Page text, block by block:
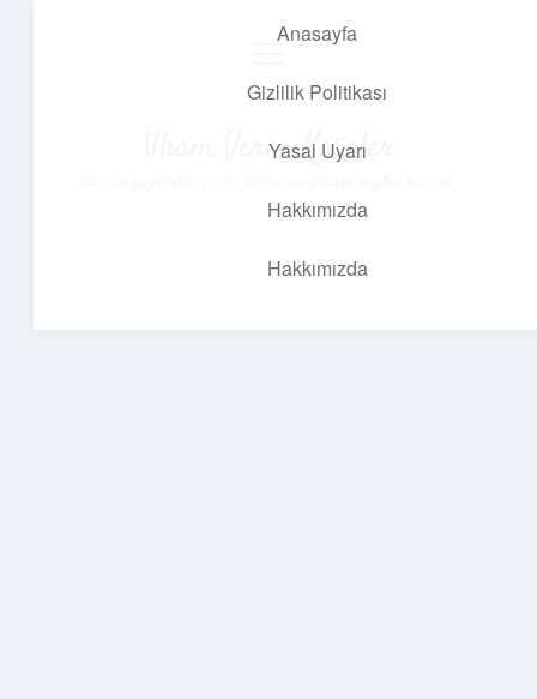
Anasayfa
Gizlilik Politikası
Yasal Uyarı
Hakkımızda
Hakkımızda
İlham Veren Köşeler